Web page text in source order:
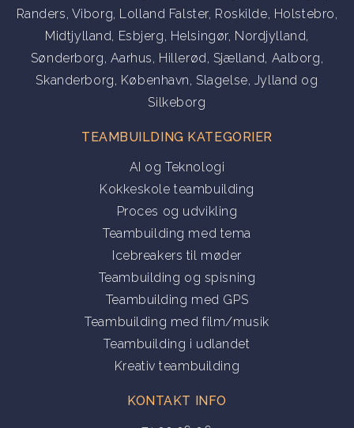
Randers, Viborg, Lolland Falster, Roskilde, Holstebro,
Midtjylland, Esbjerg, Helsingør, Nordjylland,
Sønderborg, Aarhus, Hillerød, Sjælland, Aalborg,
Skanderborg, København, Slagelse, Jylland og
Silkeborg
TEAMBUILDING KATEGORIER
AI og Teknologi
Kokkeskole teambuilding
Proces og udvikling
Teambuilding med tema
Icebreakers til møder
Teambuilding og spisning
Teambuilding med GPS
Teambuilding med film/musik
Teambuilding i udlandet
Kreativ teambuilding
KONTAKT INFO